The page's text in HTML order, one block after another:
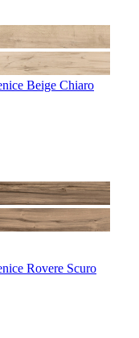
Beige Chiaro
Rovere Scuro